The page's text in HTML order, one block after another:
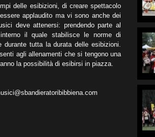
delle esibizioni, di creare spettacolo
applaudito ma vi sono anche dei
deve attenersi: prendendo parte al
il quale stabilisce le norme di
durante tutta la durata delle esibizioni.
agli allenamenti che si tengono una
la possibilità di esibirsi in piazza.